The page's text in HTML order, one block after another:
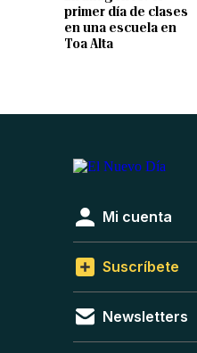
primer día de clases
en una escuela en
Toa Alta
Mi cuenta
Suscríbete
Newsletters